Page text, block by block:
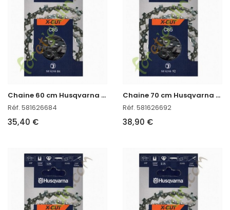
C
haine 60 cm Husqvarna réf : 581626684 en stock
Réf. 581626684
35,40 €
C
haine 70 cm Husqvarna 581626692
Réf. 581626692
38,90 €